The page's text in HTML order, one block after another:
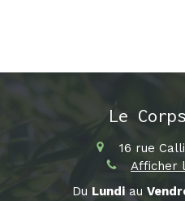
Le
16 rue
Afficher
Du Lundiau